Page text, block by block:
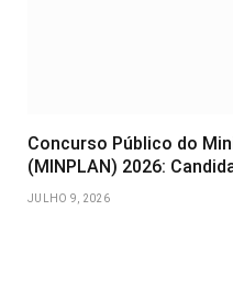
Concurso Público do
(MINPLAN) 2026:
JULHO 9, 2026